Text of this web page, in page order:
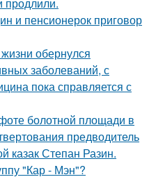
и пенсионерок приговор
обернулся
заболеваний, с
пока справляется с
болотной площади в
предводитель
казак Степан Разин.
"Кар - Мэн"?